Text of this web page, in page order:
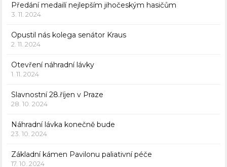
Předání medailí nejlepším jihočeským hasičům
3. 11. 2024
Opustil nás kolega senátor Kraus
2. 11. 2024
Otevření náhradní lávky
1. 11. 2024
Slavnostní 28.říjen v Praze
28. 10. 2024
Náhradní lávka konečně bude
23. 10. 2024
Základní kámen Pavilonu paliativní péče
17. 10. 2024